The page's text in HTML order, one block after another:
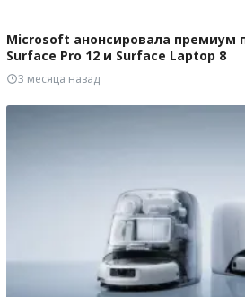
Microsoft анонсировала премиум
Surface Pro 12 и Surface Laptop 8
3 месяца назад